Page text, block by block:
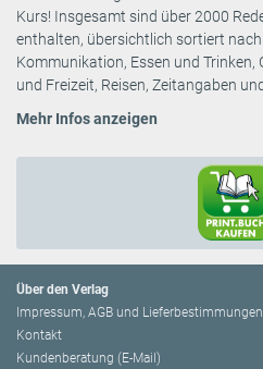
Kurs! Insgesamt sind über 2000
enthalten, übersichtlich sortiert
Kommunikation, Essen und Trinken,
und Freizeit, Reisen, Zeitangaben
Mehr Infos anzeigen
Über den Verlag
Impressum, AGB und Lieferbestimmungen
Kontakt
Kundenberatung (E-Mail)